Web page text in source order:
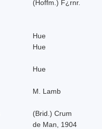
(Hoffm.) F¿rnr.
Hue
Hue
Hue
M. Lamb
(Brid.) Crum
de Man, 1904